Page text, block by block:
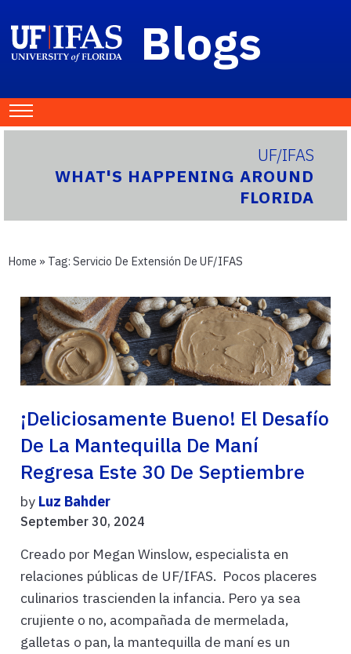
Blogs
UF/IFAS
WHAT'S HAPPENING AROUND
FLORIDA
Home » Tag: Servicio De Extensión De UF/IFAS
¡Deliciosamente Bueno! El Desafío
De La Mantequilla De Maní
Regresa Este 30 De Septiembre
by Luz Bahder
September 30, 2024
Creado por Megan Winslow, especialista en
relaciones públicas de UF/IFAS. Pocos placeres
culinarios trascienden la infancia. Pero ya sea
crujiente o no, acompañada de mermelada,
galletas o pan, la mantequilla de maní es un